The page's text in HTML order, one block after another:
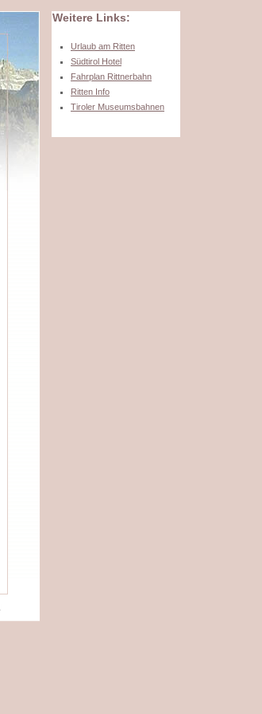
Weitere Links:
Urlaub am Ritten
Südtirol Hotel
Fahrplan Rittnerbahn
Ritten Info
Tiroler Museumsbahnen